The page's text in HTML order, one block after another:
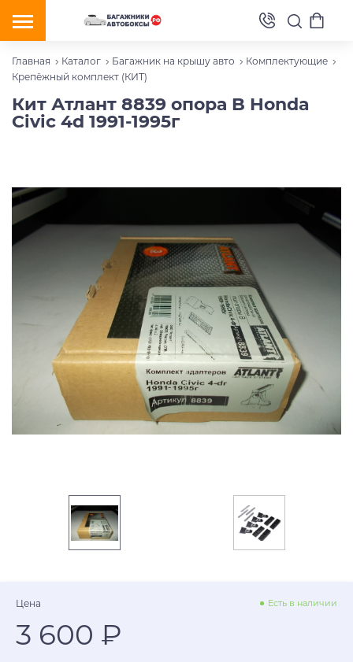
Главная Каталог Багажник на крышу авто
Комплектующие
Крепёжный комплект (КИТ)
Кит Атлант 8839 опора B Honda
Civic 4d 1991-1995г
Цена Есть в наличии
3 600 ₽